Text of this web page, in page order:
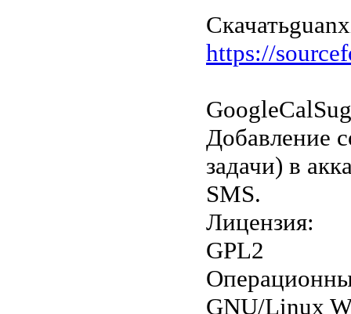
Скачать
https://
Добавление
задачи) в
SMS.
Лицензия:
GPL2
GNU/Linux